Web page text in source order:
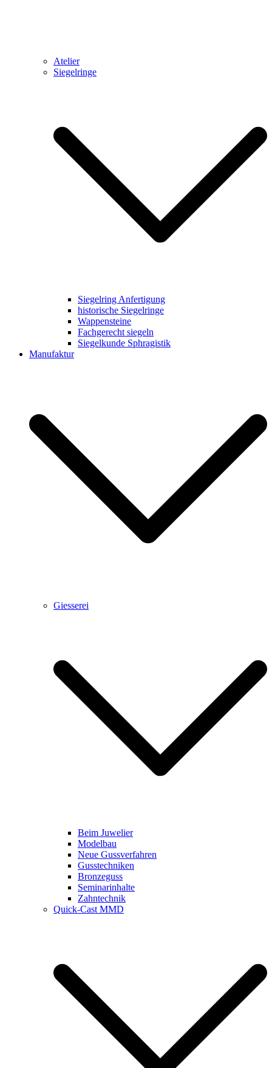
Atelier
Siegelringe
Siegelring Anfertigung
historische Siegelringe
Wappensteine
Fachgerecht siegeln
Siegelkunde Sphragistik
Manufaktur
Giesserei
Beim Juwelier
Modelbau
Neue Gussverfahren
Gusstechniken
Bronzeguss
Seminarinhalte
Zahntechnik
Quick-Cast MMD